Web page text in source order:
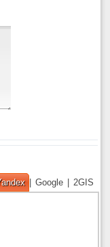
Google 2GIS